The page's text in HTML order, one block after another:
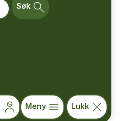
Søk
Meny Lukk